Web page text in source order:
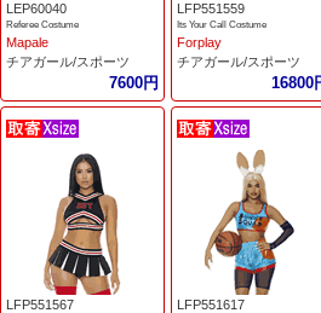
LEP60040
Referee Costume
Mapale
チアガール/スポーツ
7600円
LFP551559
Its Your Call Costume
Forplay
チアガール/スポーツ
16800
LFP551567 LFP551617